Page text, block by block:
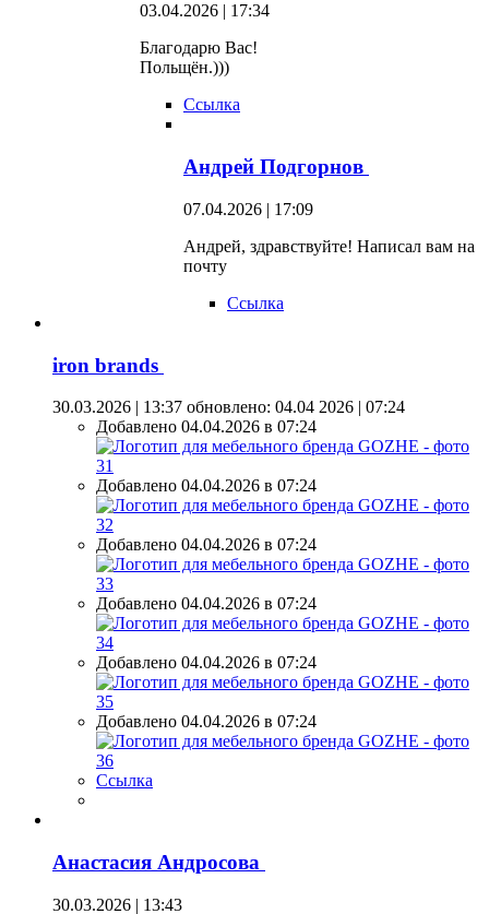
03.04.2026 | 17:34
Благодарю Вас!
Польщён.)))
Ссылка
Андрей Подгорнов
07.04.2026 | 17:09
Андрей, здравствуйте! Написал вам на
почту
Ссылка
iron brands
30.03.2026 | 13:37 обновлено: 04.04 2026 | 07:24
Добавлено 04.04.2026 в 07:24
Добавлено 04.04.2026 в 07:24
Добавлено 04.04.2026 в 07:24
Добавлено 04.04.2026 в 07:24
Добавлено 04.04.2026 в 07:24
Добавлено 04.04.2026 в 07:24
Ссылка
Анастасия Андросова
30.03.2026 | 13:43